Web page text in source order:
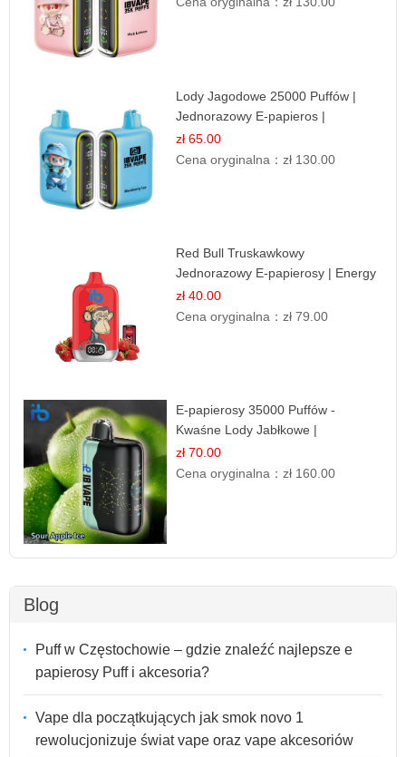
Lody Jagodowe 25000 Puffów |
Jednorazowy E-papieros |
Deserowy Smak
zł 65.00
Cena oryginalna：zł 130.00
Red Bull Truskawkowy
Jednorazowy E-papierosy | Energy
Drink Smak
zł 40.00
Cena oryginalna：zł 79.00
E-papierosy 35000 Puffów -
Kwaśne Lody Jabłkowe |
Orzeźwiający Smak
zł 70.00
Cena oryginalna：zł 160.00
Blog
Puff w Częstochowie – gdzie znaleźć najlepsze e
papierosy Puff i akcesoria?
Vape dla początkujących jak smok novo 1
rewolucjonizuje świat vape oraz vape akcesoriów